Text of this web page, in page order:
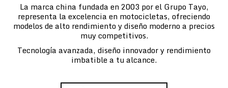
La marca china fundada en 2003 por el Grupo Tayo,
representa la excelencia en motocicletas, ofreciendo
modelos de alto rendimiento y diseño moderno a precios
muy competitivos.
Tecnología avanzada, diseño innovador y rendimiento
imbatible a tu alcance.